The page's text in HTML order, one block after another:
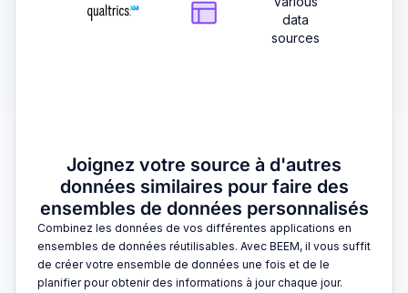
Joignez votre source à d'autres
données similaires pour faire des
ensembles de données personnalisés
Combinez les données de vos différentes applications en
ensembles de données réutilisables. Avec BEEM, il vous suffit
de créer votre ensemble de données une fois et de le
planifier pour obtenir des informations à jour chaque jour.